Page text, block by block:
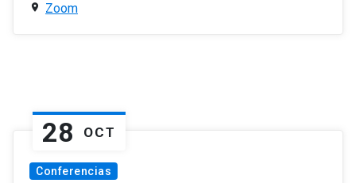
Zoom
28 OCT
Conferencias